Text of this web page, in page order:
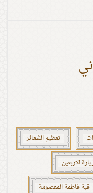
تعظيم الشعائر
الاربعين
قبة فاطمة المعصومة